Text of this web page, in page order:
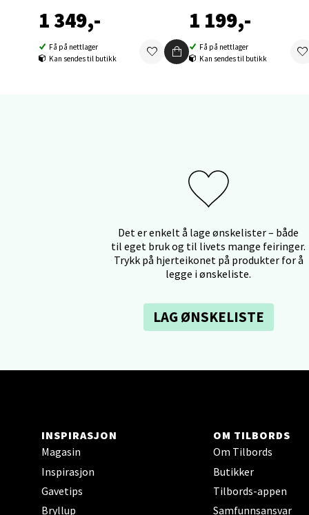
1 349,-
Få på nettlager
Kan sendes til butikk
1 199,-
Få på nettlager
Kan sendes til butikk
Det er enkelt å lage ønskelister – både
til eget bruk og til livets mange feiringer.
Trykk på hjerteikonet på produkter for å
legge i ønskeliste.
LAG ØNSKELISTE
INSPIRASJON
Magasin
Inspirasjon
Gavetips
Bryllup
OM TILBORDS
Om Tilbords
Butikker
Tilbords-appen
Samfunnsansvar
0 i